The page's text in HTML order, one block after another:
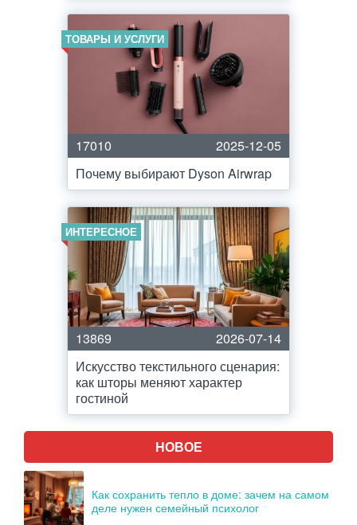
ТОВАРЫ И УСЛУГИ
17010
2025-12-05
Почему выбирают Dyson Airwrap
ИНТЕРЕСНОЕ
13869
2026-07-14
Искусство текстильного сценария:
как шторы меняют характер
гостиной
НОВОЕ
Как сохранить тепло в доме: зачем на самом
деле нужен семейный психолог